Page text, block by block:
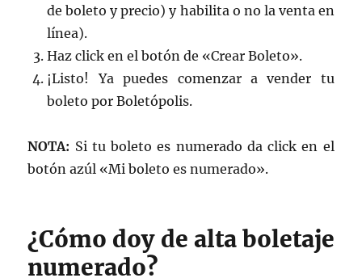
de boleto y precio) y habilita o no la venta en
línea).
Haz click en el botón de «Crear Boleto».
¡Listo! Ya puedes comenzar a vender tu
boleto por Boletópolis.
NOTA: Si tu boleto es numerado da click en el
botón azúl «Mi boleto es numerado».
¿Cómo doy de alta boletaje
numerado?